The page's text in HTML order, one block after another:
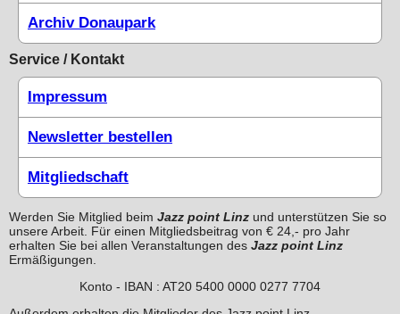
Archiv Donaupark
Service / Kontakt
Impressum
Newsletter bestellen
Mitgliedschaft
Werden Sie Mitglied beim Jazz point Linz und unterstützen Sie so
unsere Arbeit. Für einen Mitgliedsbeitrag von € 24,- pro Jahr
erhalten Sie bei allen Veranstaltungen des Jazz point Linz
Ermäßigungen.
Konto - IBAN : AT20 5400 0000 0277 7704